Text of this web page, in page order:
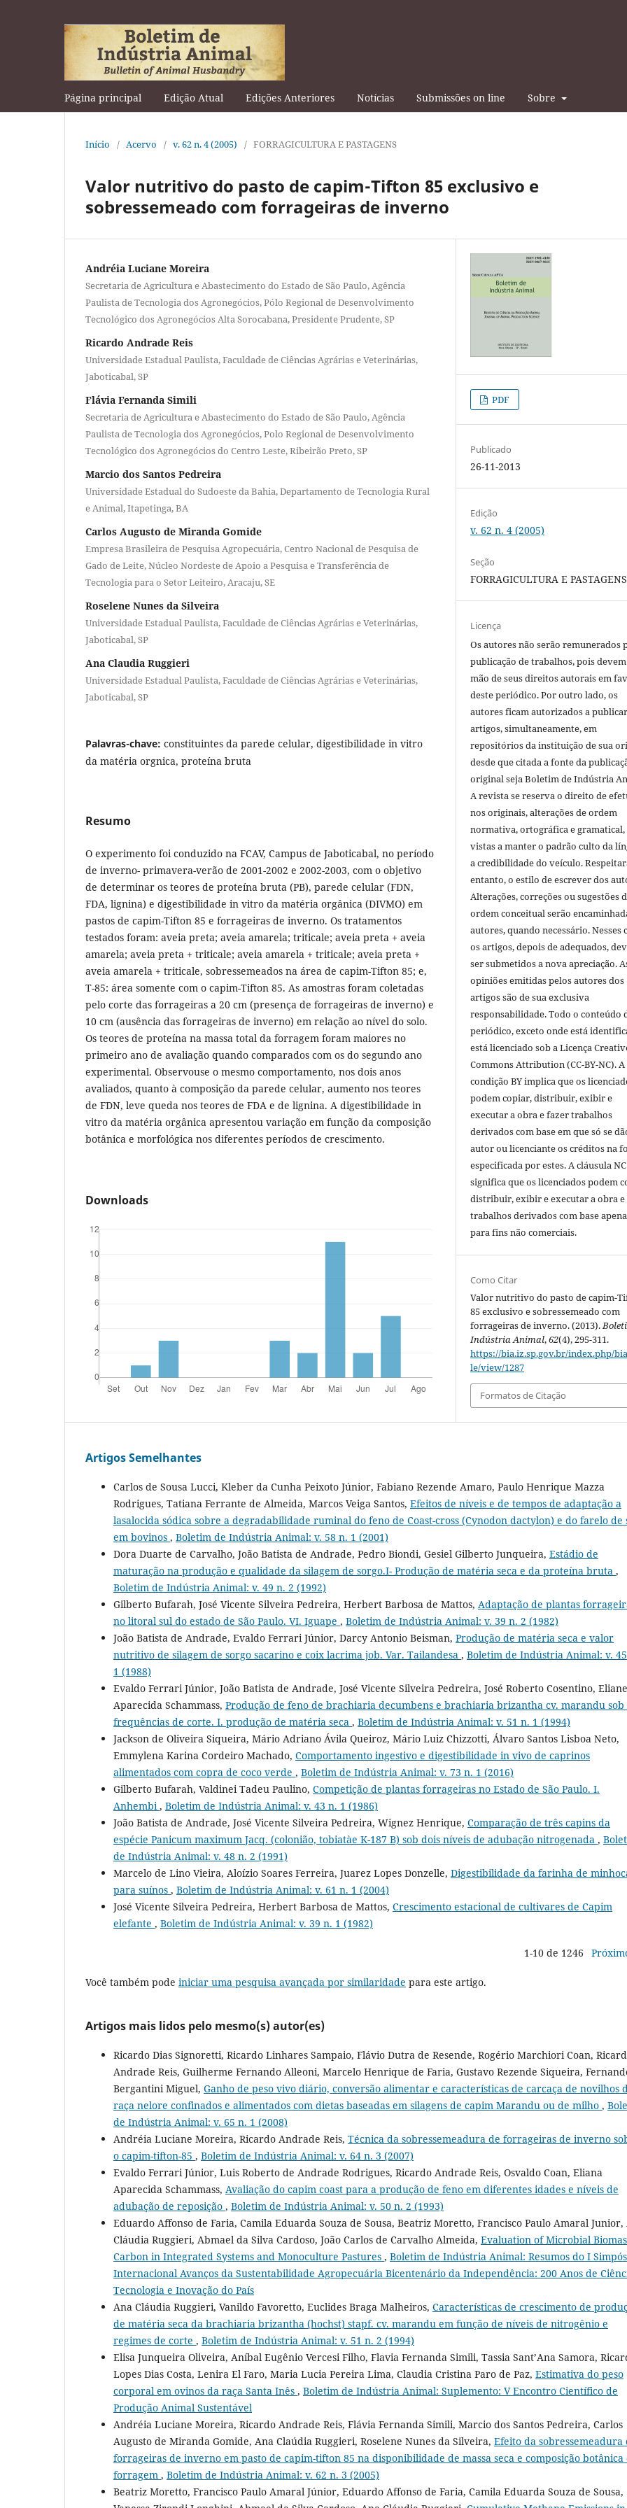
Página principal Edição Atual Edições Anteriores Notícias Submissões on line Sobre
Início / Acervo / v. 62 n. 4 (2005) / FORRAGICULTURA E PASTAGENS
Valor nutritivo do pasto de capim-Tifton 85 exclusivo e
sobressemeado com forrageiras de inverno
Andréia Luciane Moreira
Secretaria de Agricultura e Abastecimento do Estado de São Paulo, Agência
Paulista de Tecnologia dos Agronegócios, Pólo Regional de Desenvolvimento
Tecnológico dos Agronegócios Alta Sorocabana, Presidente Prudente, SP
Ricardo Andrade Reis
Universidade Estadual Paulista, Faculdade de Ciências Agrárias e Veterinárias,
Jaboticabal, SP
Flávia Fernanda Simili
Secretaria de Agricultura e Abastecimento do Estado de São Paulo, Agência
Paulista de Tecnologia dos Agronegócios, Polo Regional de Desenvolvimento
Tecnológico dos Agronegócios do Centro Leste, Ribeirão Preto, SP
Marcio dos Santos Pedreira
Universidade Estadual do Sudoeste da Bahia, Departamento de Tecnologia Rural
e Animal, Itapetinga, BA
Carlos Augusto de Miranda Gomide
Empresa Brasileira de Pesquisa Agropecuária, Centro Nacional de Pesquisa de
Gado de Leite, Núcleo Nordeste de Apoio a Pesquisa e Transferência de
Tecnologia para o Setor Leiteiro, Aracaju, SE
Roselene Nunes da Silveira
Universidade Estadual Paulista, Faculdade de Ciências Agrárias e Veterinárias,
Jaboticabal, SP
Ana Claudia Ruggieri
Universidade Estadual Paulista, Faculdade de Ciências Agrárias e Veterinárias,
Jaboticabal, SP
Palavras-chave: constituintes da parede celular, digestibilidade in vitro
da matéria orgnica, proteína bruta
Resumo
O experimento foi conduzido na FCAV, Campus de Jaboticabal, no período
de inverno- primavera-verão de 2001-2002 e 2002-2003, com o objetivo
de determinar os teores de proteína bruta (PB), parede celular (FDN,
FDA, lignina) e digestibilidade in vitro da matéria orgânica (DIVMO) em
pastos de capim-Tifton 85 e forrageiras de inverno. Os tratamentos
testados foram: aveia preta; aveia amarela; triticale; aveia preta + aveia
amarela; aveia preta + triticale; aveia amarela + triticale; aveia preta +
aveia amarela + triticale, sobressemeados na área de capim-Tifton 85; e,
T-85: área somente com o capim-Tifton 85. As amostras foram coletadas
pelo corte das forrageiras a 20 cm (presença de forrageiras de inverno) e
10 cm (ausência das forrageiras de inverno) em relação ao nível do solo.
Os teores de proteína na massa total da forragem foram maiores no
primeiro ano de avaliação quando comparados com os do segundo ano
experimental. Observouse o mesmo comportamento, nos dois anos
avaliados, quanto à composição da parede celular, aumento nos teores
de FDN, leve queda nos teores de FDA e de lignina. A digestibilidade in
vitro da matéria orgânica apresentou variação em função da composição
botânica e morfológica nos diferentes períodos de crescimento.
Downloads
PDF
Publicado
26-11-2013
Edição
v. 62 n. 4 (2005)
Seção
FORRAGICULTURA E PASTAGENS
Licença
Os autores não serão remunerados
publicação de trabalhos, pois
mão de seus direitos autorais em
deste periódico. Por outro lado, os
autores ficam autorizados a
artigos, simultaneamente, em
repositórios da instituição de sua
desde que citada a fonte da
original seja Boletim de Indústria
A revista se reserva o direito de
nos originais, alterações de ordem
normativa, ortográfica e gramatical,
vistas a manter o padrão culto da
a credibilidade do veículo.
entanto, o estilo de escrever dos
Alterações, correções ou sugestões
ordem conceitual serão
autores, quando necessário. Nesses
os artigos, depois de adequados,
ser submetidos a nova apreciação.
opiniões emitidas pelos autores dos
artigos são de sua exclusiva
responsabilidade. Todo o conteúdo
periódico, exceto onde está
está licenciado sob a Licença
Commons Attribution (CC-BY-NC). A
condição BY implica que os
podem copiar, distribuir, exibir e
executar a obra e fazer trabalhos
derivados com base em que só se
autor ou licenciante os créditos na
especificada por estes. A cláusula NC
significa que os licenciados podem
distribuir, exibir e executar a obra
trabalhos derivados com base
para fins não comerciais.
Como Citar
Valor nutritivo do pasto de capim-
85 exclusivo e sobressemeado com
forrageiras de inverno. (2013).
Indústria Animal,62(4), 295-311.
https://bia.iz.sp.gov.br/index.php/
le/view/1287
Formatos de Citação
Artigos Semelhantes
Carlos de Sousa Lucci, Kleber da Cunha Peixoto Júnior, Fabiano Rezende Amaro, Paulo Henrique Mazza
Rodrigues, Tatiana Ferrante de Almeida, Marcos Veiga Santos, Efeitos de níveis e de tempos de adaptação a
lasalocida sódica sobre a degradabilidade ruminal do feno de Coast-cross (Cynodon dactylon) e do farelo de
em bovinos , Boletim de Indústria Animal: v. 58 n. 1 (2001)
Dora Duarte de Carvalho, João Batista de Andrade, Pedro Biondi, Gesiel Gilberto Junqueira, Estádio de
maturação na produção e qualidade da silagem de sorgo.I- Produção de matéria seca e da proteína bruta ,
Boletim de Indústria Animal: v. 49 n. 2 (1992)
Gilberto Bufarah, José Vicente Silveira Pedreira, Herbert Barbosa de Mattos, Adaptação de plantas
no litoral sul do estado de São Paulo. VI. Iguape , Boletim de Indústria Animal: v. 39 n. 2 (1982)
João Batista de Andrade, Evaldo Ferrari Júnior, Darcy Antonio Beisman, Produção de matéria seca e valor
nutritivo de silagem de sorgo sacarino e coix lacrima job. Var. Tailandesa , Boletim de Indústria Animal: v.
1 (1988)
Evaldo Ferrari Júnior, João Batista de Andrade, José Vicente Silveira Pedreira, José Roberto Cosentino, Eliane
Aparecida Schammass, Produção de feno de brachiaria decumbens e brachiaria brizantha cv. marandu sob
frequências de corte. I. produção de matéria seca , Boletim de Indústria Animal: v. 51 n. 1 (1994)
Jackson de Oliveira Siqueira, Mário Adriano Ávila Queiroz, Mário Luiz Chizzotti, Álvaro Santos Lisboa Neto,
Emmylena Karina Cordeiro Machado, Comportamento ingestivo e digestibilidade in vivo de caprinos
alimentados com copra de coco verde , Boletim de Indústria Animal: v. 73 n. 1 (2016)
Gilberto Bufarah, Valdinei Tadeu Paulino, Competição de plantas forrageiras no Estado de São Paulo. I.
Anhembi , Boletim de Indústria Animal: v. 43 n. 1 (1986)
João Batista de Andrade, José Vicente Silveira Pedreira, Wignez Henrique, Comparação de três capins da
espécie Panicum maximum Jacq. (colonião, tobiatàe K-187 B) sob dois níveis de adubação nitrogenada ,
de Indústria Animal: v. 48 n. 2 (1991)
Marcelo de Lino Vieira, Aloízio Soares Ferreira, Juarez Lopes Donzelle, Digestibilidade da farinha de
para suínos , Boletim de Indústria Animal: v. 61 n. 1 (2004)
José Vicente Silveira Pedreira, Herbert Barbosa de Mattos, Crescimento estacional de cultivares de Capim
elefante , Boletim de Indústria Animal: v. 39 n. 1 (1982)
1-10 de 1246
Você também pode iniciar uma pesquisa avançada por similaridade para este artigo.
Artigos mais lidos pelo mesmo(s) autor(es)
Ricardo Dias Signoretti, Ricardo Linhares Sampaio, Flávio Dutra de Resende, Rogério Marchiori Coan,
Andrade Reis, Guilherme Fernando Alleoni, Marcelo Henrique de Faria, Gustavo Rezende Siqueira,
Bergantini Miguel, Ganho de peso vivo diário, conversão alimentar e características de carcaça de novilhos
raça nelore confinados e alimentados com dietas baseadas em silagens de capim Marandu ou de milho ,
de Indústria Animal: v. 65 n. 1 (2008)
Andréia Luciane Moreira, Ricardo Andrade Reis, Técnica da sobressemeadura de forrageiras de inverno
o capim-tifton-85 , Boletim de Indústria Animal: v. 64 n. 3 (2007)
Evaldo Ferrari Júnior, Luis Roberto de Andrade Rodrigues, Ricardo Andrade Reis, Osvaldo Coan, Eliana
Aparecida Schammass, Avaliação do capim coast para a produção de feno em diferentes idades e níveis de
adubação de reposição , Boletim de Indústria Animal: v. 50 n. 2 (1993)
Eduardo Affonso de Faria, Camila Eduarda Souza de Sousa, Beatriz Moretto, Francisco Paulo Amaral Junior,
Cláudia Ruggieri, Abmael da Silva Cardoso, João Carlos de Carvalho Almeida, Evaluation of Microbial
Carbon in Integrated Systems and Monoculture Pastures , Boletim de Indústria Animal: Resumos do I
Internacional Avanços da Sustentabilidade Agropecuária Bicentenário da Independência: 200 Anos de
Tecnologia e Inovação do País
Ana Cláudia Ruggieri, Vanildo Favoretto, Euclides Braga Malheiros, Características de crescimento de
de matéria seca da brachiaria brizantha (hochst) stapf. cv. marandu em função de níveis de nitrogênio e
regimes de corte , Boletim de Indústria Animal: v. 51 n. 2 (1994)
Elisa Junqueira Oliveira, Aníbal Eugênio Vercesi Filho, Flavia Fernanda Simili, Tassia Sant’Ana Samora,
Lopes Dias Costa, Lenira El Faro, Maria Lucia Pereira Lima, Claudia Cristina Paro de Paz, Estimativa do peso
corporal em ovinos da raça Santa Inês , Boletim de Indústria Animal: Suplemento: V Encontro Científico de
Produção Animal Sustentável
Andréia Luciane Moreira, Ricardo Andrade Reis, Flávia Fernanda Simili, Marcio dos Santos Pedreira, Carlos
Augusto de Miranda Gomide, Ana Claúdia Ruggieri, Roselene Nunes da Silveira, Efeito da sobressemeadura
forrageiras de inverno em pasto de capim-tifton 85 na disponibilidade de massa seca e composição botânica
forragem , Boletim de Indústria Animal: v. 62 n. 3 (2005)
Beatriz Moretto, Francisco Paulo Amaral Júnior, Eduardo Affonso de Faria, Camila Eduarda Souza de Sousa,